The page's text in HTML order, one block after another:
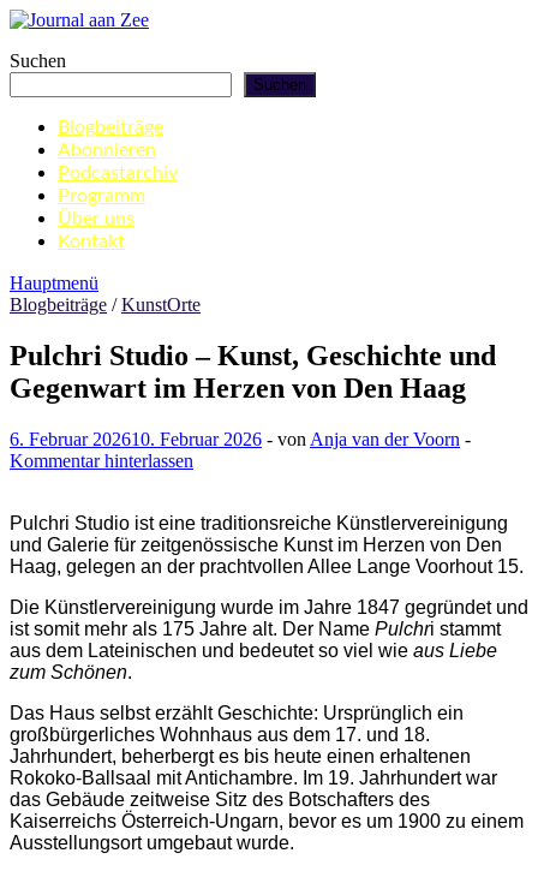
Zum
springen
Journal aan Zee
Suchen
Suchen
Blogbeiträge
Abonnieren
Podcastarchiv
Programm
Über uns
Kontakt
Hauptmenü
Blogbeiträge /KunstOrte
Pulchri Studio – Kunst, Geschichte und
Gegenwart im Herzen von Den Haag
6. Februar 202610. Februar 2026 - von Anja van der Voorn -
Kommentar hinterlassen
Pulchri Studio ist eine traditionsreiche Künstlervereinigung
und Galerie für zeitgenössische Kunst im Herzen von Den
Haag, gelegen an der prachtvollen Allee Lange Voorhout 15.
Die Künstlervereinigung wurde im Jahre 1847 gegründet und
ist somit mehr als 175 Jahre alt. Der Name Pulchri stammt
aus dem Lateinischen und bedeutet so viel wie aus Liebe
zum Schönen.
Das Haus selbst erzählt Geschichte: Ursprünglich ein
großbürgerliches Wohnhaus aus dem 17. und 18.
Jahrhundert, beherbergt es bis heute einen erhaltenen
Rokoko-Ballsaal mit Antichambre. Im 19. Jahrhundertwar
das Gebäude zeitweise Sitz des Botschafters des
Kaiserreichs Österreich-Ungarn, bevor es um 1900 zu einem
Ausstellungsort umgebaut wurde.